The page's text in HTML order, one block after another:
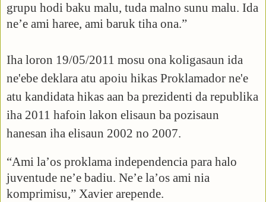
grupu hodi baku malu, tuda malno sunu malu. Ida
ne’e ami haree, ami baruk tiha ona.”
Iha loron 19/05/2011 mosu ona koligasaun ida
ne'ebe deklara atu apoiu hikas Proklamador ne'e
atu kandidata hikas aan ba prezidenti da republika
iha 2011 hafoin lakon elisaun ba pozisaun
hanesan iha elisaun 2002 no 2007.
“Ami la’os proklama independencia para halo
juventude ne’e badiu. Ne’e la’os ami nia
komprimisu,” Xavier arepende.